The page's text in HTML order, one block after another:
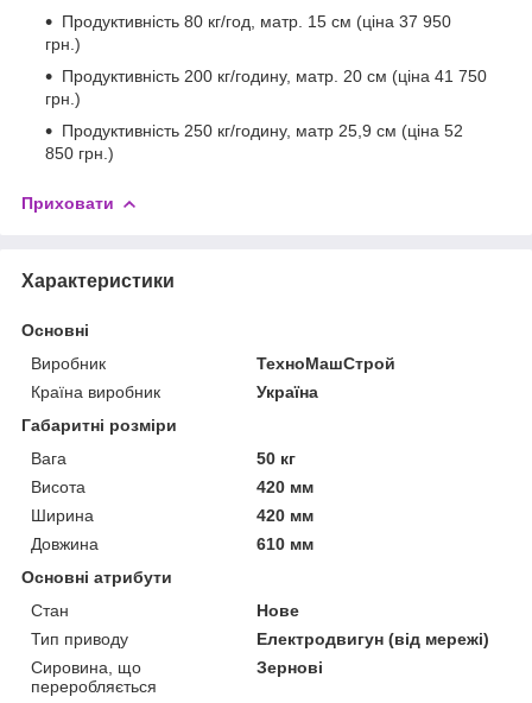
Продуктивність 80 кг/год, матр. 15 см (ціна 37 950
грн.)
Продуктивність 200 кг/годину, матр. 20 см (ціна 41 750
грн.)
Продуктивність 250 кг/годину, матр 25,9 см (ціна 52
850 грн.)
Приховати
Характеристики
Основні
Виробник
ТехноМашСтрой
Країна виробник
Україна
Габаритні розміри
Вага
50 кг
Висота
420 мм
Ширина
420 мм
Довжина
610 мм
Основні атрибути
Стан
Нове
Тип приводу
Електродвигун (від мережі)
Сировина, що
переробляється
Зернові